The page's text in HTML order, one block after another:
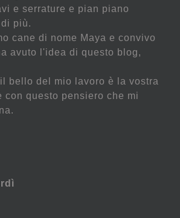
e serrature e pian piano
più.
cane di nome Maya e convivo
avuto l'idea di questo blog,
bello del mio lavoro è la vostra
con questo pensiero che mi